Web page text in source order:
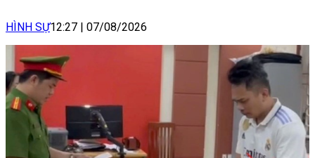
HÌNH SỰ12:27 07/08/2026